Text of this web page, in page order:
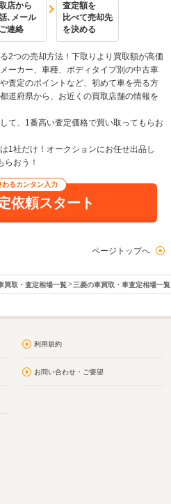
店から
､メール
連絡
査定額を
比べて売却先
を決める
2つの売却方法！下取りより買取額が高価
ーカー、車種、ボディタイプ別の中古車
査定のポイントなど、初めて車を売る方
道府県から、お近くの買取店舗の情報を
て、1番高い査定価格で買い取ってもらお
1社だけ！オークションにお任せ出品し
おう！
るカンタン入力
依頼スタート
ページトップへ
買取・査定相場一覧 三菱の車買取・車査定相場一覧
利用規約
お問い合わせ・ご要望